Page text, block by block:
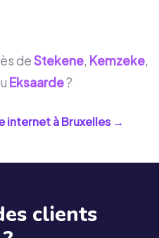
deStekene, Kemzeke,
Eksaarde?
internet àBruxelles→
clients